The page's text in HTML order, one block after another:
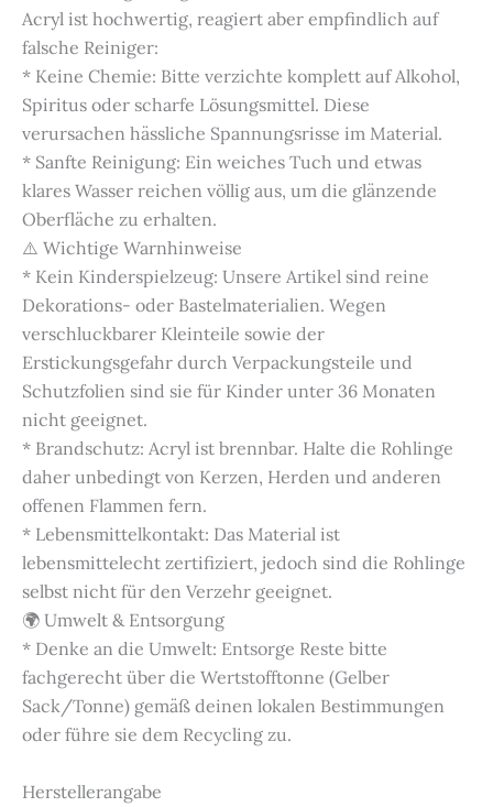
Acryl ist hochwertig, reagiert aber empfindlich auf
falsche Reiniger:
* Keine Chemie: Bitte verzichte komplett auf Alkohol,
Spiritus oder scharfe Lösungsmittel. Diese
verursachen hässliche Spannungsrisse im Material.
* Sanfte Reinigung: Ein weiches Tuch und etwas
klares Wasser reichen völlig aus, um die glänzende
Oberfläche zu erhalten.
⚠️ Wichtige Warnhinweise
* Kein Kinderspielzeug: Unsere Artikel sind reine
Dekorations- oder Bastelmaterialien. Wegen
verschluckbarer Kleinteile sowie der
Erstickungsgefahr durch Verpackungsteile und
Schutzfolien sind sie für Kinder unter 36 Monaten
nicht geeignet.
* Brandschutz: Acryl ist brennbar. Halte die Rohlinge
daher unbedingt von Kerzen, Herden und anderen
offenen Flammen fern.
* Lebensmittelkontakt: Das Material ist
lebensmittelecht zertifiziert, jedoch sind die Rohlinge
selbst nicht für den Verzehr geeignet.
🌍 Umwelt & Entsorgung
* Denke an die Umwelt: Entsorge Reste bitte
fachgerecht über die Wertstofftonne (Gelber
Sack/Tonne) gemäß deinen lokalen Bestimmungen
oder führe sie dem Recycling zu.
Herstellerangabe